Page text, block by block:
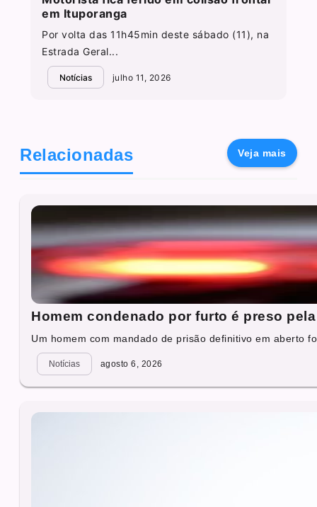
em Ituporanga
Por volta das 11h45min deste sábado (11), na
Estrada Geral...
Notícias julho 11, 2026
Relacionadas Veja mais
Homem condenado por furto é preso
Um homem com mandado de prisão definitivo em aberto
Notícias agosto 6, 2026